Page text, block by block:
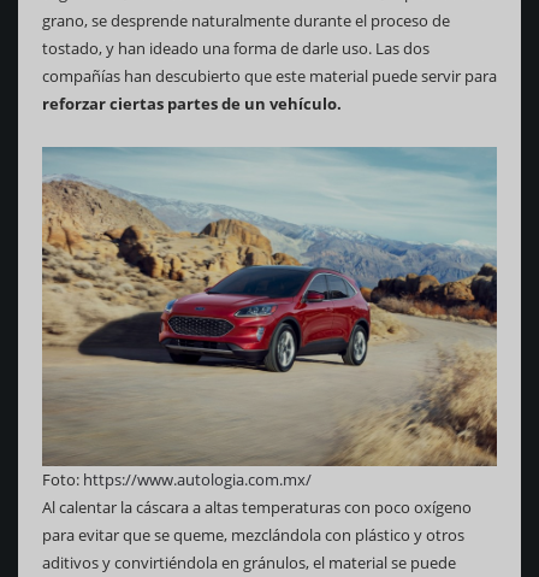
grano, se desprende naturalmente durante el proceso de
tostado, y han ideado una forma de darle uso. Las dos
compañías han descubierto que este material puede servir para
reforzar ciertas partes de un vehículo.
Foto: https://www.autologia.com.mx/
Al calentar la cáscara a altas temperaturas con poco oxígeno
para evitar que se queme, mezclándola con plástico y otros
aditivos y convirtiéndola en gránulos, el material se puede